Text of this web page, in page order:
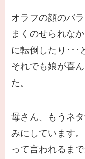
オラフの顔のバ
まくのせられな
に転倒したり･･･
それでも娘が喜
た。
母さん、もうネ
みにしています
って言われるま